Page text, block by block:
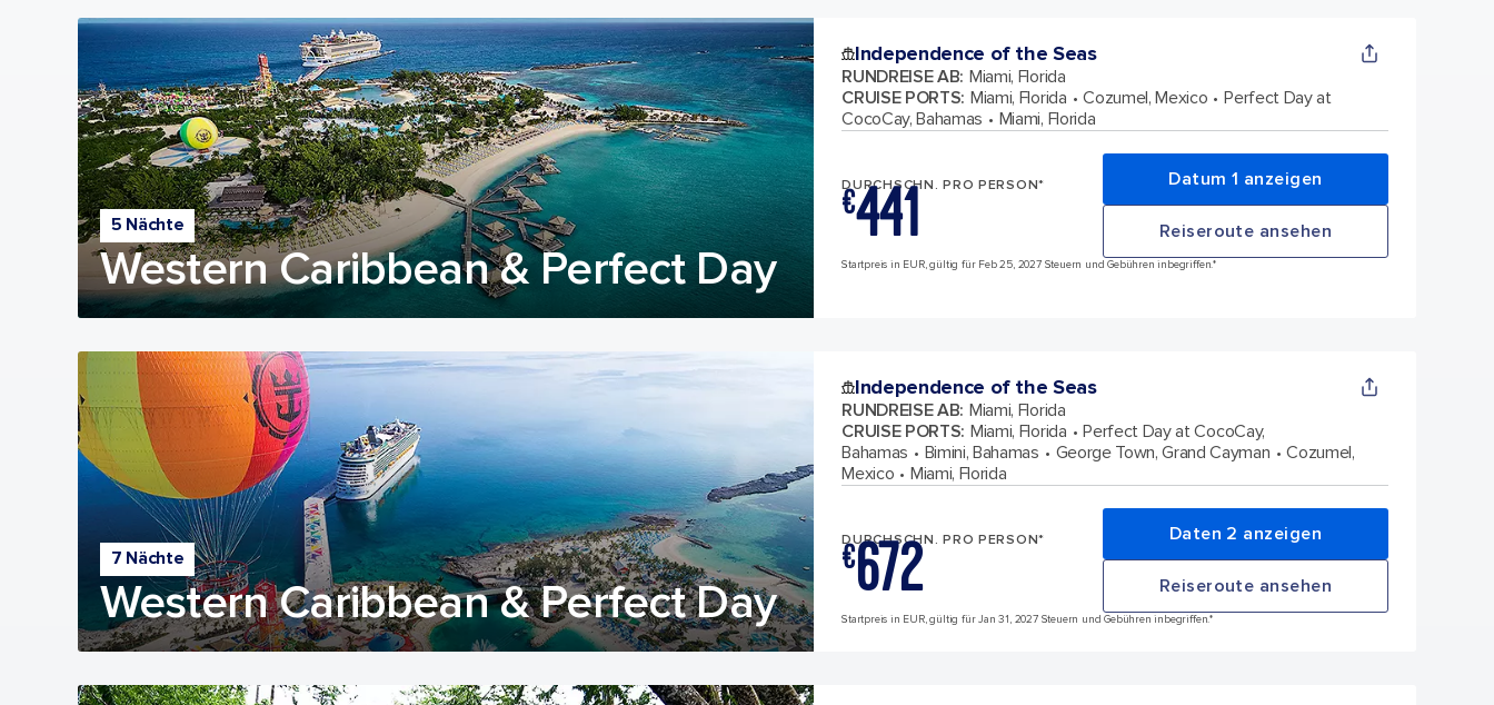
5 Nächte
Western Caribbean & Perfect Day
Independence of the Seas
RUNDREISE AB: Miami, Florida
CRUISE PORTS: Miami, Florida Cozumel, Mexico
Perfect Day at
CocoCay, Bahamas
Miami, Florida
DURCHSCHN. PRO PERSON*
€441 Datum 1 anzeigen
Reiseroute ansehen
Startpreis in EUR, gültig für Feb 25, 2027 Steuern und Gebühren inbegriffen.*
7 Nächte
Western Caribbean & Perfect Day
Independence of the Seas
RUNDREISE AB: Miami, Florida
CRUISE PORTS: Miami, Florida
Perfect Day at CocoCay,
Bahamas
Bimini, Bahamas George Town, Grand Cayman
Cozumel,
Mexico
Miami, Florida
DURCHSCHN. PRO PERSON*
€672 Daten 2 anzeigen
Reiseroute ansehen
Startpreis in EUR, gültig für Jan 31, 2027 Steuern und Gebühren inbegriffen.*